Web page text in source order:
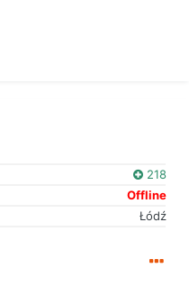
218
Offline
Łódź